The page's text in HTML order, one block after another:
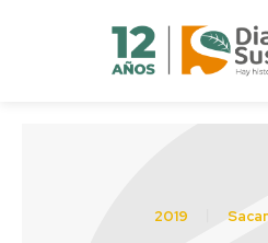
2019